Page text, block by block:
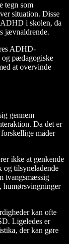
tegn som
situation. Disse
i skolen, da
jævnaldrende.
ADHD-
og pædagogiske
at overvinde
gennem
Da det er
måder
ikke at genkende
og tilsyneladende
tvangsmæssig
humørsvingninger
kan ofte
Ligeledes er
der kan gøre